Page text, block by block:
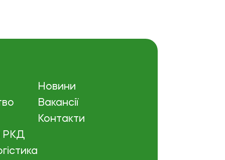
РКД
Новини
Вакансії
Контакти